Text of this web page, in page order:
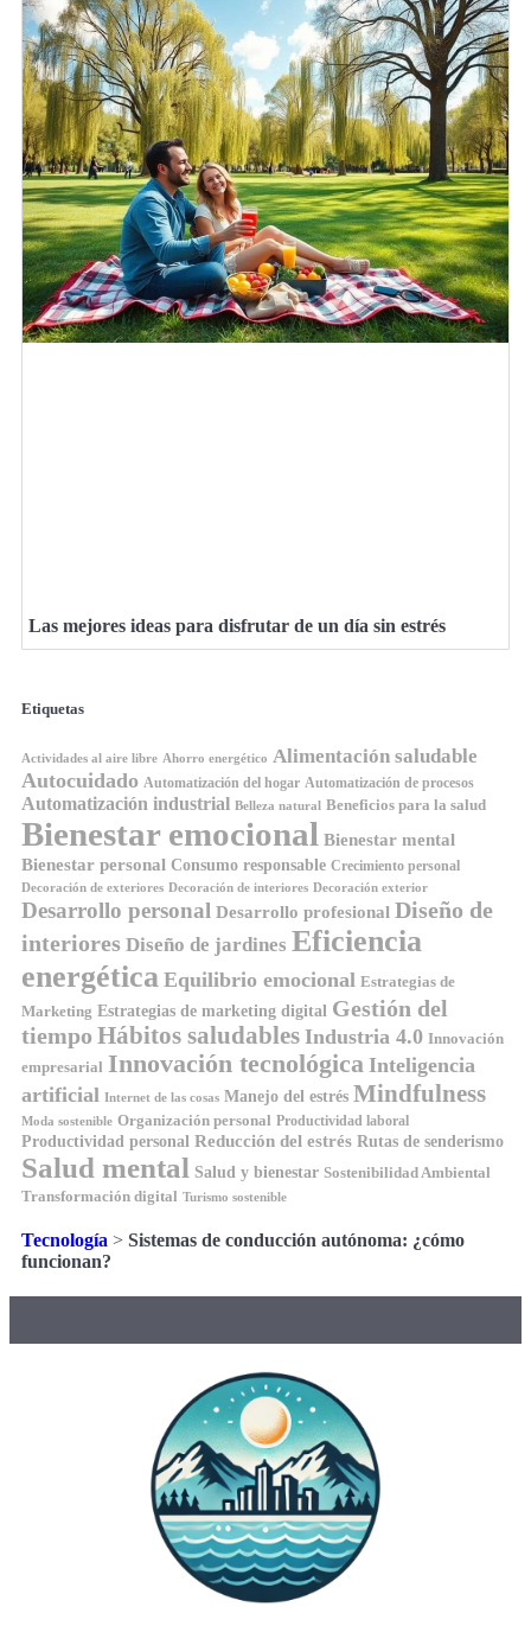
Las mejores ideas para disfrutar de un día sin estrés
Etiquetas
Actividades al aire libre Ahorro energético Alimentación saludable
Autocuidado Automatización del hogar Automatización de procesos
Automatización industrial Belleza natural Beneficios para la salud
Bienestar emocional Bienestar mental
Bienestar personal Consumo responsable Crecimiento personal
Decoración de exteriores Decoración de interiores Decoración exterior
Desarrollo personal Desarrollo profesional Diseño de
interiores Diseño de jardines Eficiencia
energética Equilibrio emocional Estrategias de
Marketing Estrategias de marketing digital Gestión del
tiempo Hábitos saludables Industria 4.0 Innovación
empresarial Innovación tecnológica Inteligencia
artificial Internet de las cosas Manejo del estrés Mindfulness
Moda sostenible Organización personal Productividad laboral
Productividad personal Reducción del estrés Rutas de senderismo
Salud mental Salud y bienestar Sostenibilidad Ambiental
Transformación digital Turismo sostenible
Tecnología > Sistemas de conducción autónoma: ¿cómo
funcionan?